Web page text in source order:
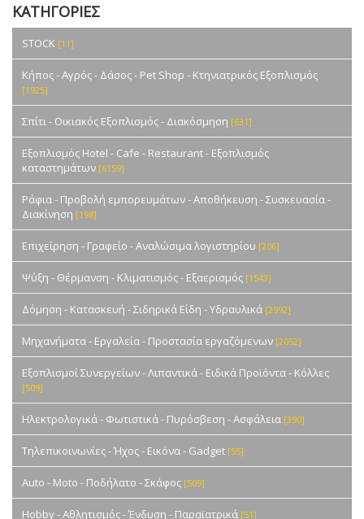
ΚΑΤΗΓΟΡΙΕΣ
STOCK [11]
Κήπος - Αγρός - Δάσος - Pet Shop - Κτηνιατρικός Εξοπλισμός
[1925]
Σπίτι - Οικιακός Εξοπλισμός - Διακόσμηση [631]
Εξοπλισμός Hotel - Cafe - Restaurant - Εξοπλισμός
καταστημάτων [6159]
Ράφια - Προβολή εμπορευμάτων - Αποθήκευση - Συσκευασία -
Διακίνηση [198]
Επιχείρηση - Γραφείο - Αναλώσιμα λογιστηρίου [206]
Ψύξη - Θέρμανση - Κλιματισμός - Εξαερισμός [1543]
Δόμηση - Κατασκευή - Σιδηρικά Είδη - Υδραυλικά [2992]
Μηχανήματα - Εργαλεία - Προστασία εργαζόμενων [2052]
Εξοπλισμοί Συνεργείων - Λιπαντικά - Ειδικά Προϊόντα - Κόλλες
[509]
Ηλεκτρολογικά - Φωτιστικά - Πυρόσβεση - Ασφάλεια [390]
Τηλεπικοινωνίες - Ήχος - Εικόνα - Gadget [55]
Auto - Moto - Ποδήλατο - Σκάφος [509]
Hobby - Αθλητισμός - Ένδυση - Παραϊατρικά [51]